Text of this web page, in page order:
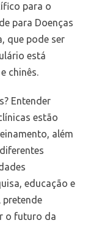
para o
para Doenças
que pode ser
está
chinês.
Entender
estão
além
educação e
pretende
o futuro da